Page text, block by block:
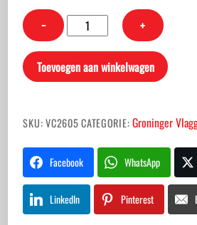
−
Vlag
Nederland
met
inzet
40
x
60cm.
aantal
+
Toevoegen aan winkelwagen
SKU:VC2605CATEGORIE:Groninger
Facebook WhatsApp
LinkedIn Pinterest